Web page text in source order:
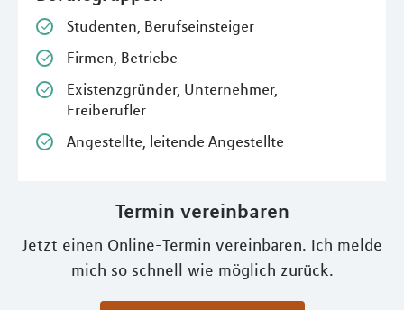
Studenten, Berufseinsteiger
Firmen, Betriebe
Existenzgründer, Unternehmer,
Freiberufler
Angestellte, leitende Angestellte
Termin vereinbaren
Jetzt einen Online-Termin vereinbaren. Ich melde
mich so schnell wie möglich zurück.